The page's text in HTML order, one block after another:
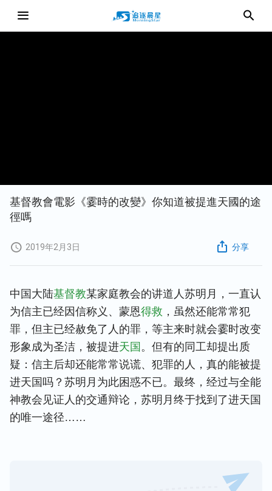
基督教會電影《霎時的改變》你知道被提進天國的途
徑嗎
2019年2月3日 分享
中国大陆基督教某家庭教会的讲道人苏明月，一直认
为信主已经因信称义、蒙恩得救 ，虽然还能常常犯
罪，但主已经赦免了人的罪，等主来时就会霎时改变
形象成为圣洁，被提进天国 。但有的同工却提出质
疑：信主后却还能常常说谎、犯罪的人，真的能被提
进天国吗？苏明月为此困惑不已。最终，经过与全能
神教会见证人的交通辩论，苏明月终于找到了进天国
的唯一途径……